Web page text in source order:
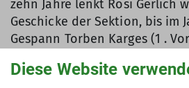
zehn Jahre lenkt Rosi Gerlich
Geschicke der Sektion, bis im
Gespann Torben Karges (1 .
Sektion übernimmt.
Diese Website